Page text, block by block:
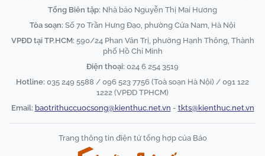
Tổng Biên tập: Nhà báo Nguyễn Thị Mai Hương
Tòa soạn: Số 70 Trần Hưng Đạo, phường Cửa Nam, Hà Nội
VPĐD tại TP.HCM: 590/24 Phan Văn Trị, phường Hạnh Thông, Thành
phố Hồ Chí Minh
Điện thoại: 024 6 254 3519
Hotline: 035 249 5588 / 096 523 7756 (Toà soạn Hà Nội) / 091 122
1222 (VPĐD TPHCM)
Email: baotrithuccuocsong@kienthuc.net.vn - tkts@kienthuc.net.vn
Trang thông tin điện tử tổng hợp của Báo